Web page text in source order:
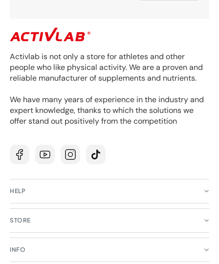
Activlab is not only a store for athletes and other
people who like physical activity. We are a proven and
reliable manufacturer of supplements and nutrients.
We have many years of experience in the industry and
expert knowledge, thanks to which the solutions we
offer stand out positively from the competition
FacebookYouTubeInstagramTikTok
HELP
STORE
INFO